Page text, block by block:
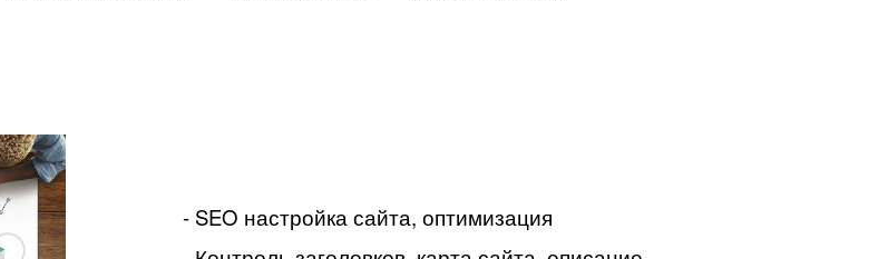
- SEO настройка сайта, оптимизация